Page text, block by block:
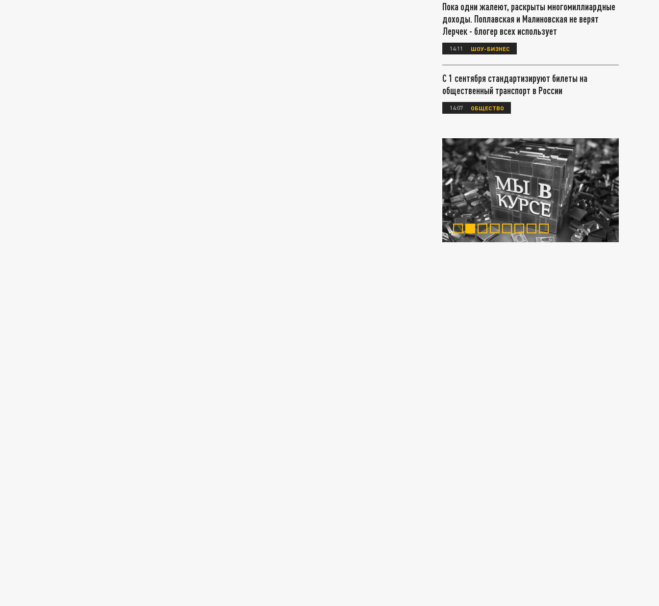
Пока одни жалеют, раскрыты многомиллиардные
доходы. Поплавская и Малиновская не верят
Лерчек - блогер всех использует
14:11 ШОУ-БИЗНЕС
С 1 сентября стандартизируют билеты на
общественный транспорт в России
14:07 ОБЩЕСТВО